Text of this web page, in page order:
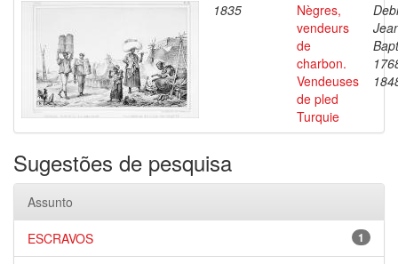
1835
Nègres,
vendeurs
de
charbon.
Vendeuses
de pled
Turquie
Sugestões de pesquisa
Assunto
1
ESCRAVOS